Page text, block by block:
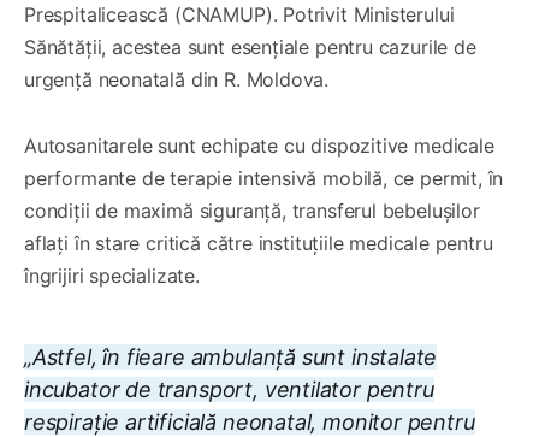
Prespitalicească (CNAMUP). Potrivit Ministerului
Sănătății, acestea sunt esențiale pentru cazurile de
urgență neonatală din R. Moldova.
Autosanitarele sunt echipate cu dispozitive medicale
performante de terapie intensivă mobilă, ce permit, în
condiții de maximă siguranță, transferul bebelușilor
aflați în stare critică către instituțiile medicale pentru
îngrijiri specializate.
„Astfel, în fieare ambulanță sunt instalate
incubator de transport, ventilator pentru
respirație artificială neonatal, monitor pentru